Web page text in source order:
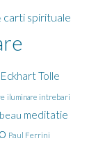
carti spirituale
Eckhart Tolle
iluminare intrebari
meditatie
Paul Ferrini